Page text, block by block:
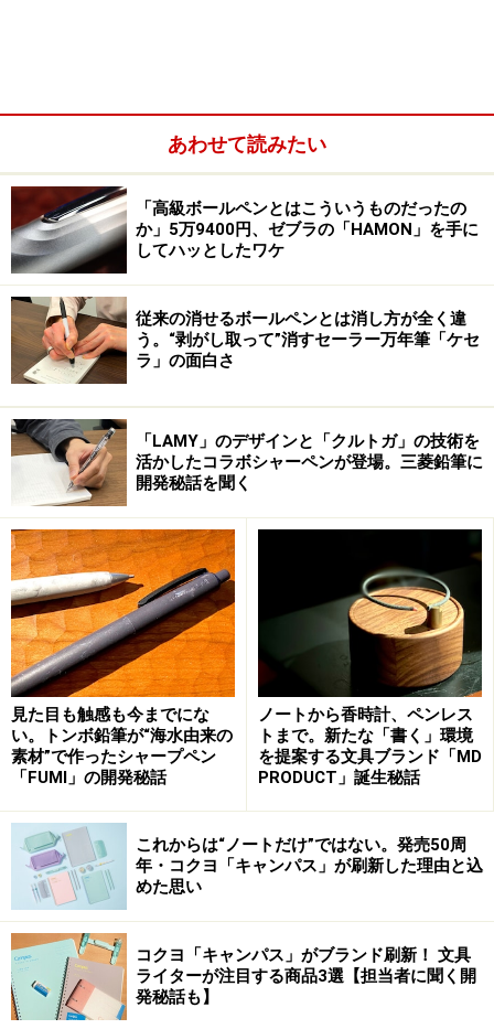
開発当時は、マーカーペン、サインペンが普及し始めた
時代で、この「ソフトペン」も元々は、万年筆メーカー
の考え方でマーカーペンを作ってみようという企画だっ
たそうです。
「万年筆と同じ水性染料インクのカートリッジ式で、イ
ンク浸透式の樹脂ペン先のペンを作ったら、マーカーの
ような使い方をしてもらえるのではないかという発想で
す。
発売当初の宣材には『事務に、手紙に、スケッチ、答案
の採点にアイディア次第で広く使える』と書かれていま
す。中綿式のマーカーペンがすでに日本で発売されてい
ましたから、そういう使い方をされるだろうということ
でこのように書いたのだと思いますが、最初から“採点用
にも”と書いてあったのは面白いですね」と氣田さん。
1964年に発売された最初のソフトペンの営業用チラシ。万年
筆風のデザインながら、構造や機能は現行品とほぼ同じ。価
格は300円（当時）だった
万年筆メーカーが作るマーカーペンという発想は、例え
ば、インクがカートリッジ式であるとか、インクをペン
状のパーツが内蔵されているとか、ペン先も交換できる
といった部分に表れています。
この機能が、大量に丸をつけ添削する「答案の採点」と
いう作業に、とてもマッチしたのでしょう。
何といっても、インクの補充が簡単で、ペン先が使えな
あわせて読みたい
「高級ボールペンとはこういうものだったの
か」5万9400円、ゼブラの「HAMON」を手に
してハッとしたワケ
従来の消せるボールペンとは消し方が全く違
う。“剥がし取って”消すセーラー万年筆「ケセ
ラ」の面白さ
「LAMY」のデザインと「クルトガ」の技術を
活かしたコラボシャーペンが登場。三菱鉛筆に
開発秘話を聞く
見た目も触感も今までにな
い。トンボ鉛筆が“海水由来の
素材”で作ったシャープペン
「FUMI」の開発秘話
ノートから香時計、ペンレス
トまで。新たな「書く」環境
を提案する文具ブランド「MD
PRODUCT」誕生秘話
これからは“ノートだけ”ではない。発売50周
年・コクヨ「キャンパス」が刷新した理由と込
めた思い
コクヨ「キャンパス」がブランド刷新！ 文具
ライターが注目する商品3選【担当者に聞く開
発秘話も】